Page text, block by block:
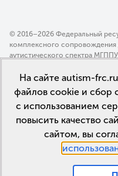
© 2016–2026 Федеральный
комплексного сопровождения
аутистического спектра МГППУ
Политика конфиденциальности
Пользовательское соглашение
На сайте autism-
файлов cookie и сбор
с использованием
повысить качество
сайтом, вы